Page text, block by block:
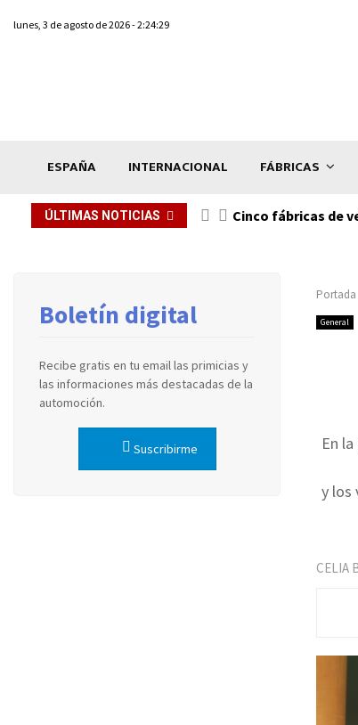
lunes, 3 de agosto de 2026 - 2:24:29
ESPAÑA INTERNACIONAL FÁBRICAS
ÚLTIMAS NOTICIAS Cinco fábricas de
Portada
General
En
y los
CELIA
Boletín digital
Recibe gratis en tu email las primicias y
las informaciones más destacadas de la
automoción.
Suscribirme